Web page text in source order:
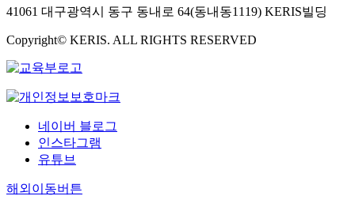
41061 대구광역시 동구 동내로 64(동내동1119) KERIS빌딩
Copyright© KERIS. ALL RIGHTS RESERVED
네이버 블로그
인스타그램
유튜브
해외이동버튼